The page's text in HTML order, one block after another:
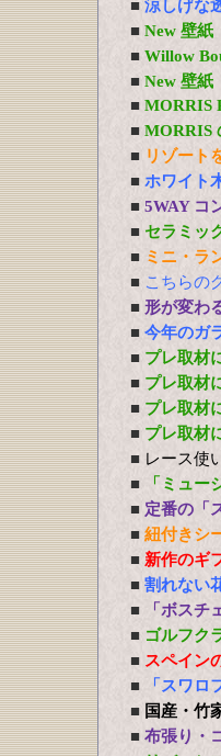
■ 涼しげな
■ New 壁紙
■ Willow
■ New 壁紙
■ MORRIS
■ MORRIS
■ リゾート
■ ホワイト
■ 5WAY コ
■ セラミッ
■ ミニ・ラ
■ こちらの
■ 形が変わ
■ 今年のガ
■ プレ取材
■ プレ取材
■ プレ取材
■ プレ取材
■ レース使
■
「ミュー
■ 定番の「
■ 紐付きシ
■ 新作のギ
■ 割れない
■ 「ボスチ
■ ゴルフク
■ スペイン
■
「スワ
■ 国産・竹
■ 布張り・